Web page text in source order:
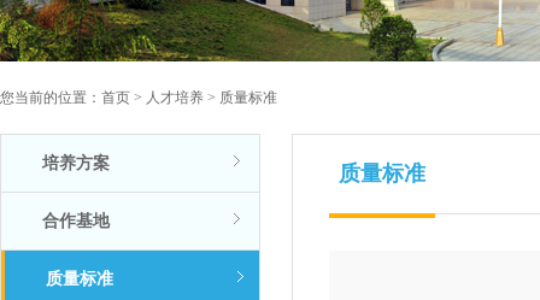
您当前的位置： 首页 > 人才培养 > 质量标准
培养方案
合作基地
质量标准
质量标准